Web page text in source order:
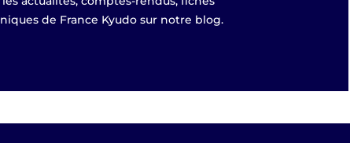
de France Kyudo sur notre blog.